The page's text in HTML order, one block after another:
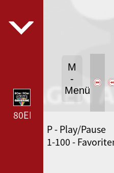
80ER 90ER OLDIE
SWR3 --- SWR3 ---
M
-
Menü
P - Play/Pause
1-100 -